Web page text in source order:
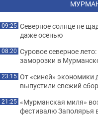
09:25 Северное солнце не
даже осенью
08:20 Суровое северное
заморозки в
23:15 От «синей» экономики
выпустили свежий
21:25 «Мурманская миля»
фестивалю Заполярья